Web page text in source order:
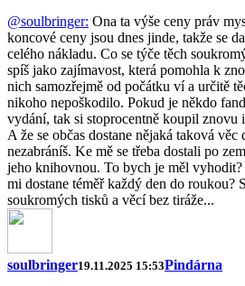
@soulbringer: Ona ta výše ceny práv
koncové ceny jsou dnes jinde, takže se
celého nákladu. Co se týče těch
spíš jako zajímavost, která pomohla k
nich samozřejmě od počátku ví a určitě
nikoho nepoškodilo. Pokud je někdo
vydání, tak si stoprocentně koupil znovu
A že se občas dostane nějaká taková věc
nezabráníš. Ke mě se třeba dostali po
jeho knihovnou. To bych je měl
mi dostane téměř každý den do roukou?
soukromých tisků a věcí bez tiráže...
soulbringer19.11.2025 15:53Pindárna